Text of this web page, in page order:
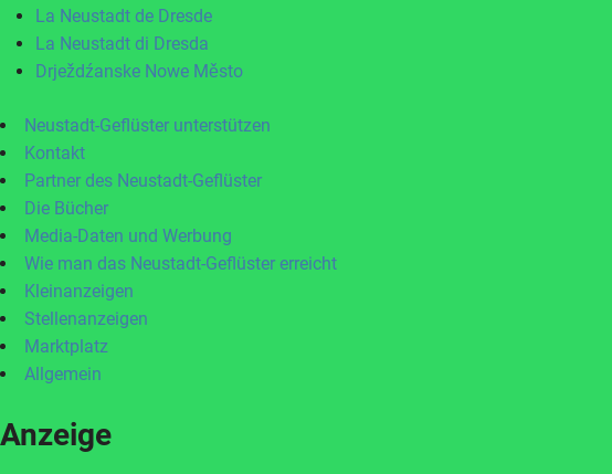
La Neustadt de Dresde
La Neustadt di Dresda
Drježdźanske Nowe Město
Neustadt-Geflüster unterstützen
Kontakt
Partner des Neustadt-Geflüster
Die Bücher
Media-Daten und Werbung
Wie man das Neustadt-Geflüster erreicht
Kleinanzeigen
Stellenanzeigen
Marktplatz
Allgemein
Anzeige